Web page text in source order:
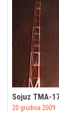
Sojuz TMA-
Posted on
20 grudnia 2009